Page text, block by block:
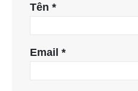
Tên *
Email *